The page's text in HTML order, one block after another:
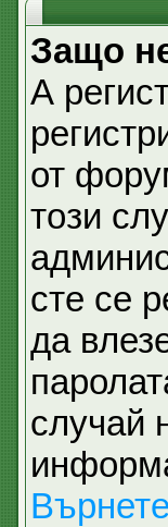
Защо
А
от
този
сте се
да
случай